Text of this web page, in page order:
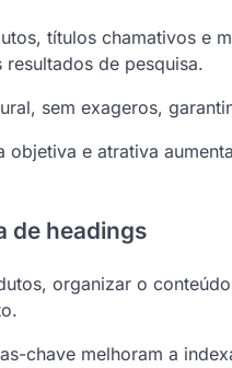
títulos chamativos e
de pesquisa.
sem exageros,
objetiva e atrativa
de headings
organizar o
chave melhoram a